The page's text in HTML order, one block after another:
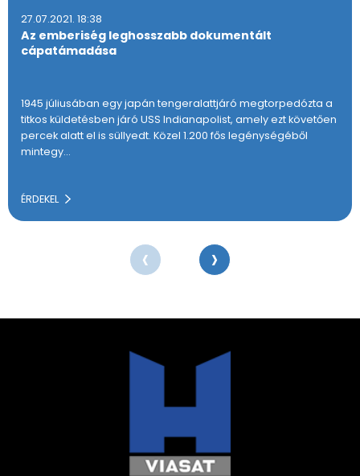
27.07.2021. 18:38
Az emberiség leghosszabb dokumentált
cápatámadása
1945 júliusában egy japán tengeralattjáró megtorpedózta a
titkos küldetésben járó USS Indianapolist, amely ezt követően
percek alatt el is süllyedt. Közel 1.200 fős legénységéből
mintegy…
ÉRDEKEL
‹ ›